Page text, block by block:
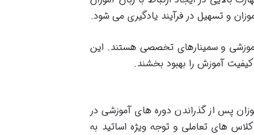
و تسهیل در فرآیند یادگیری می شود.
و سمینارهای تخصصی هستند. این
آموزش را بهبود بخشند.
پس از گذراندن دوره های آموزشی در
های تعاملی و توجه ویژه اساتید به